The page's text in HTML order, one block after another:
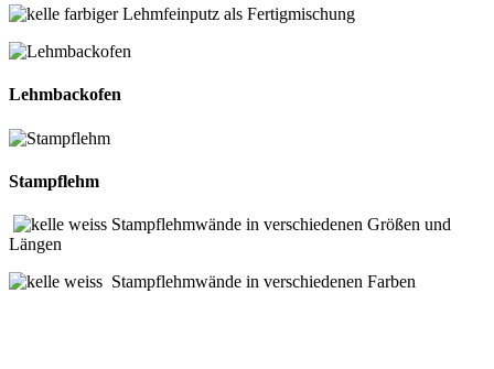
farbiger Lehmfeinputz als Fertigmischung
Lehmbackofen
Stampflehm
Stampflehmwände in verschiedenen Größen und
Längen
Stampflehmwände in verschiedenen Farben